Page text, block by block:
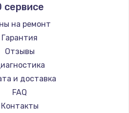
Predator
ноутбуков iru
Machenike
ноутбуков DEXP
ноутбуков Teclast
ноутбуков CHUWI
ноутбуков Colorful
Aquarius
Gigabyte
Aorus
Maibenben
Getac
Epson
Philips
LG
сервисе
на ремонт
Гарантия
Отзывы
и доставка
FAQ
Контакты